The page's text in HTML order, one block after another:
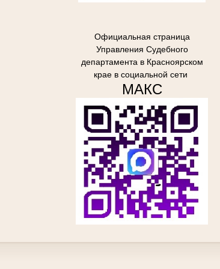
Официальная страница
Управления Судебного
департамента в Красноярском
крае в социальной сети
МАКС